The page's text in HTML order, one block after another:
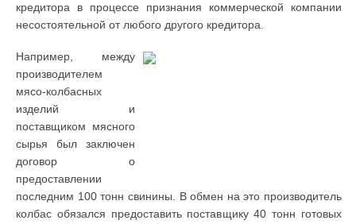
кредитора в процессе признания коммерческой компании
несостоятельной от любого другого кредитора.
Например, между
производителем
мясо-колбасных
изделий и
поставщиком мясного
сырья был заключен
договор о
предоставлении
последним 100 тонн свинины. В обмен на это производитель
колбас обязался предоставить поставщику 40 тонн готовых